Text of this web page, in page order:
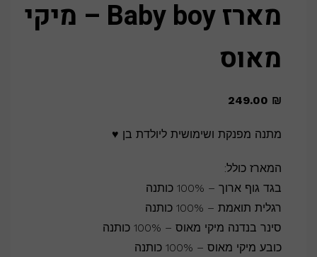
מארז Baby boy – מיקי
מאוס
249.00 ₪
מתנה מפנקת ושימושית ליולדת בן ♥
המארז כולל:
בגד גוף ארוך – 100% כותנה
רגלית תואמת – 100% כותנה
סינר בנדנה מיקי מאוס – 100% כותנה
כובע מיקי מאוס – 100% כותנה